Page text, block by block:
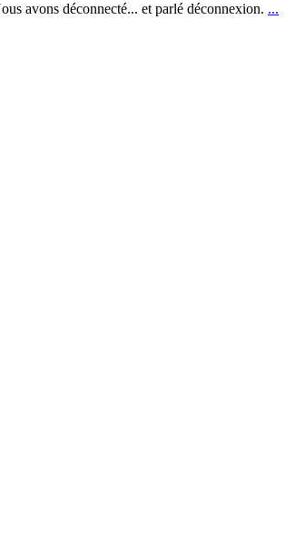
avons déconnecté... et parlé déconnexion. ...